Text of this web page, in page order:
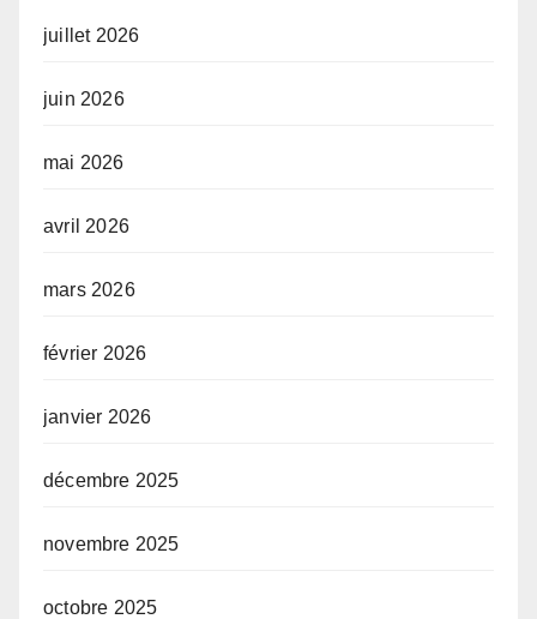
juillet 2026
juin 2026
mai 2026
avril 2026
mars 2026
février 2026
janvier 2026
décembre 2025
novembre 2025
octobre 2025